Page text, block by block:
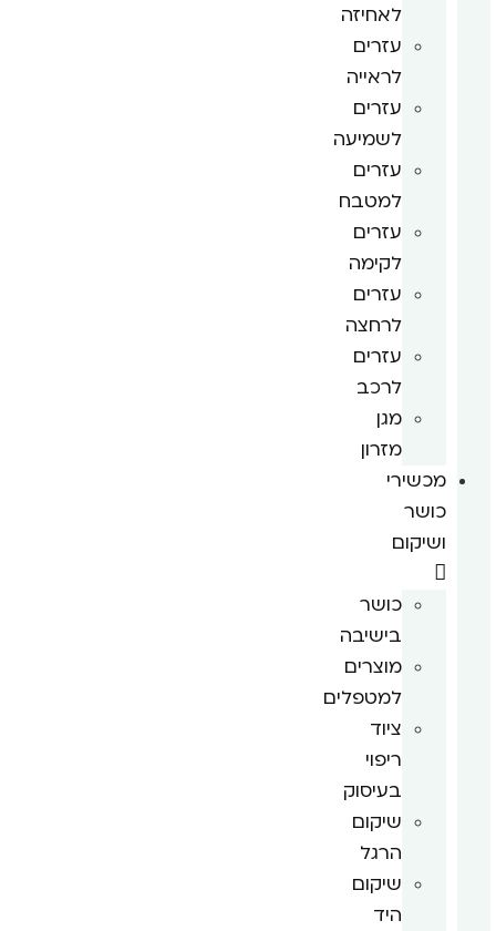
לאחיזה
עזרים
לראייה
עזרים
לשמיעה
עזרים
למטבח
עזרים
לקימה
עזרים
לרחצה
עזרים
לרכב
מגן
מזרון
מכשירי
כושר
ושיקום
כושר
בישיבה
מוצרים
למטפלים
ציוד
ריפוי
בעיסוק
שיקום
הרגל
שיקום
היד